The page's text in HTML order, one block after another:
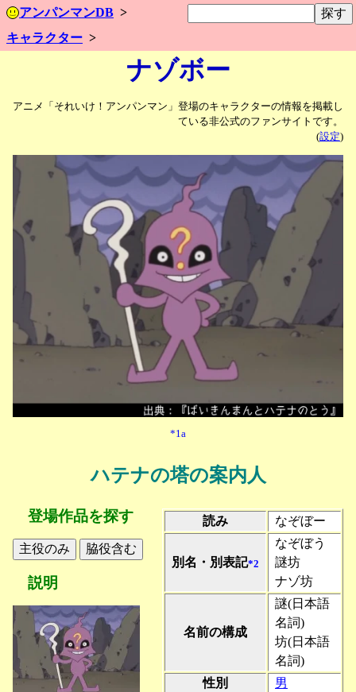
アンパンマンDB
キャラクター
ナゾボー
アニメ「それいけ！アンパンマン」登場のキャラクターの情報を掲載し
ている非公式のファンサイトです。
(設定)
*1a
ハテナの塔の案内人
読み なぞぼー
別名・別表記*2
なぞぼう
謎坊
ナゾ坊
名前の構成
謎(日本語
名詞)
坊(日本語
名詞)
性別
男
登場作品を探す
説明